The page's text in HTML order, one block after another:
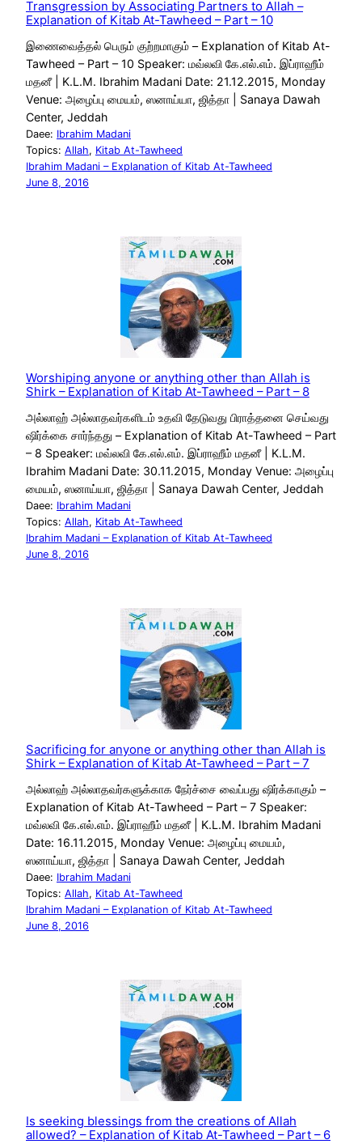
Transgression by Associating Partners to Allah –
Explanation of Kitab At-Tawheed – Part – 10
இணைவைத்தல் பெரும் குற்றமாகும் – Explanation of Kitab At-
Tawheed – Part – 10 Speaker: மவ்லவி கே.எல்.எம். இப்ராஹீம்
மதனீ | K.L.M. Ibrahim Madani Date: 21.12.2015, Monday
Venue: அழைப்பு மையம், ஸனாய்யா, ஜித்தா | Sanaya Dawah
Center, Jeddah
Daee: Ibrahim Madani
Topics: Allah, Kitab At-Tawheed
Ibrahim Madani – Explanation of Kitab At-Tawheed
June 8, 2016
Worshiping anyone or anything other than Allah is
Shirk – Explanation of Kitab At-Tawheed – Part – 8
அல்லாஹ் அல்லாதவர்களிடம் உதவி தேடுவது பிராத்தனை செய்வது
ஷிர்க்கை சார்ந்தது – Explanation of Kitab At-Tawheed – Part
– 8 Speaker: மவ்லவி கே.எல்.எம். இப்ராஹீம் மதனீ | K.L.M.
Ibrahim Madani Date: 30.11.2015, Monday Venue: அழைப்பு
மையம், ஸனாய்யா, ஜித்தா | Sanaya Dawah Center, Jeddah
Daee: Ibrahim Madani
Topics: Allah, Kitab At-Tawheed
Ibrahim Madani – Explanation of Kitab At-Tawheed
June 8, 2016
Sacrificing for anyone or anything other than Allah is
Shirk – Explanation of Kitab At-Tawheed – Part – 7
அல்லாஹ் அல்லாதவர்களுக்காக நேர்ச்சை வைப்பது ஷிர்க்காகும் –
Explanation of Kitab At-Tawheed – Part – 7 Speaker:
மவ்லவி கே.எல்.எம். இப்ராஹீம் மதனீ | K.L.M. Ibrahim Madani
Date: 16.11.2015, Monday Venue: அழைப்பு மையம்,
ஸனாய்யா, ஜித்தா | Sanaya Dawah Center, Jeddah
Daee: Ibrahim Madani
Topics: Allah, Kitab At-Tawheed
Ibrahim Madani – Explanation of Kitab At-Tawheed
June 8, 2016
Is seeking blessings from the creations of Allah
allowed? – Explanation of Kitab At-Tawheed – Part – 6